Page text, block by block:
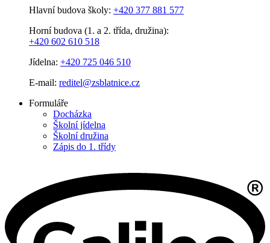
Hlavní budova školy: +420 377 881 577
Horní budova (1. a 2. třída, družina):
+420 602 610 518
Jídelna: +420 725 046 510
E-mail: reditel@zsblatnice.cz
Formuláře
Docházka
Školní jídelna
Školní družina
Zápis do 1. třídy